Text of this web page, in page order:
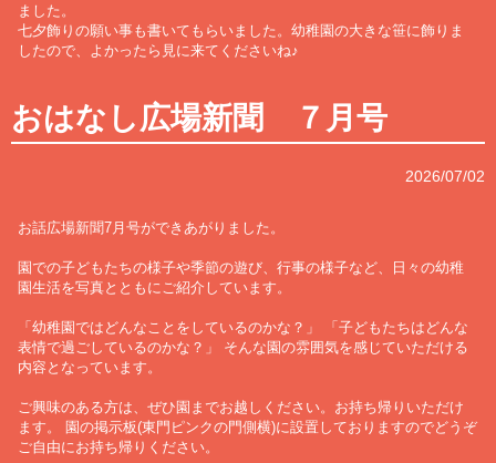
ました。
七夕飾りの願い事も書いてもらいました。幼稚園の大きな笹に飾りま
したので、よかったら見に来てくださいね♪
おはなし広場新聞 ７月号
2026/07/02
お話広場新聞7月号ができあがりました。
園での子どもたちの様子や季節の遊び、行事の様子など、日々の幼稚
園生活を写真とともにご紹介しています。
「幼稚園ではどんなことをしているのかな？」 「子どもたちはどんな
表情で過ごしているのかな？」 そんな園の雰囲気を感じていただける
内容となっています。
ご興味のある方は、ぜひ園までお越しください。お持ち帰りいただけ
ます。 園の掲示板(東門ピンクの門側横)に設置しておりますのでどうぞ
ご自由にお持ち帰りください。